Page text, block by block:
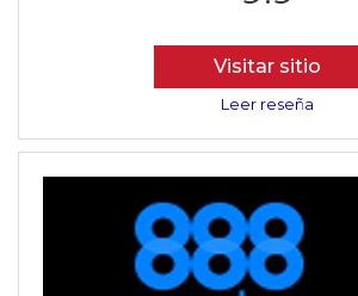
Visitar sitio
Leer reseña